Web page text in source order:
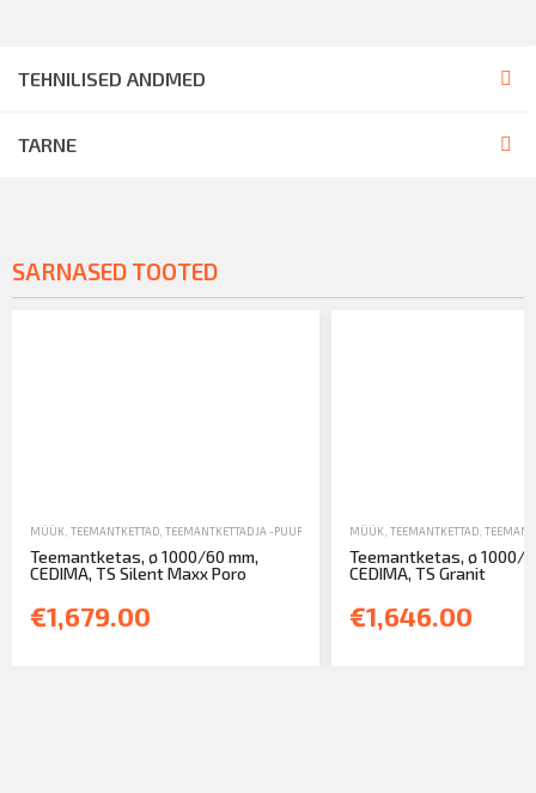
TEHNILISED ANDMED
TARNE
SARNASED TOOTED
MÜÜK TEEMANTKETTAD TEEMANTKETTAD JA -PUURID
Teemantketas, ø 1000/60 mm,
CEDIMA, TS Silent Maxx Poro
€1,679.00
MÜÜK TEEMANTKETTAD,
Teemantketas, ø 1000/
CEDIMA, TS Granit
€1,646.00